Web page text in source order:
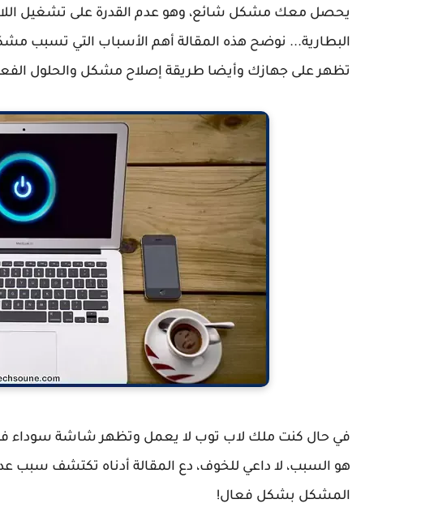
يحصل معك مشكل شائع، وهو عدم القدرة على تشغيل
البطارية... نوضح هذه المقالة أهم الأسباب التي تسبب
تظهر على جهازك وأيضا طريقة إصلاح مشكل والحلول
في حال كنت ملك لاب توب لا يعمل وتظهر شاشة سوداء
هو السبب، لا داعي للخوف، دع المقالة أدناه تكتشف سبب
المشكل بشكل فعال!